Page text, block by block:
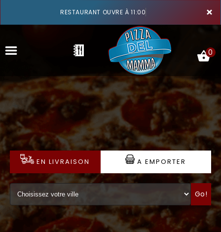
×
RESTAURANT OUVRE À 11:00
ACCUEIL
LA CARTE
VOTRE COMPTE
NOTRE RESTAURANT
VOS AVIS
MENTIONS LÉGALES
0
EN LIVRAISON A EMPORTER
Go!